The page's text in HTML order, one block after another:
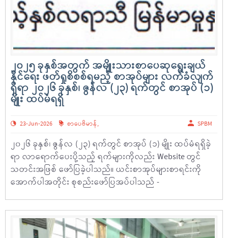
၂၀၂၅ ခုနှစ်အတွက် အမျိုးသားစာပေဆုရွေးချယ်
နိုင်ရေး ဖတ်ရှုစိစစ်ရမည့် စာအုပ်များ လက်ခံလျက်
ရှိရာ ၂၀၂၆ ခုနှစ်၊ ဇွန်လ (၂၃) ရက်တွင် စာအုပ် (၁)
မျိုး ထပ်မံရရှိ
23-Jun-2026 စာပေဗိမာန်, SPBM
၂၀၂၆ ခုနှစ်၊ ဇွန်လ (၂၃) ရက်တွင် စာအုပ် (၁) မျိုး ထပ်မံရရှိခဲ့
ရာ လာရောက်ပေးပို့သည့် ရက်များကိုလည်း Website တွင်
သတင်းအဖြစ် ဖော်ပြခဲ့ပါသည်။ ယင်းစာအုပ်များစာရင်းကို
အောက်ပါအတိုင်း စုစည်းဖော်ပြအပ်ပါသည် -